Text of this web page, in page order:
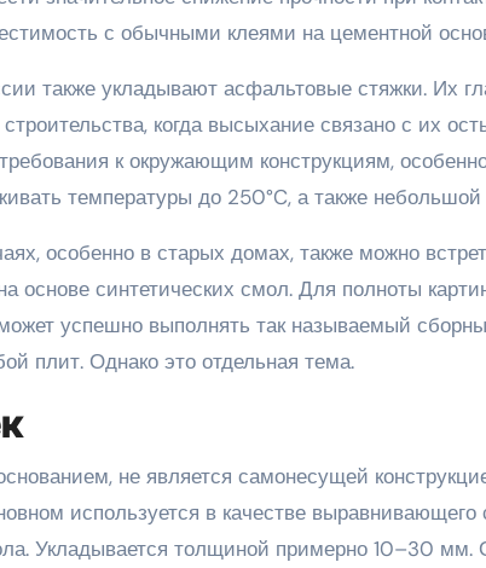
с обычными клеями на цементной
также укладывают асфальтовые стяжки. Их
когда высыхание связано с их
к окружающим конструкциям,
температуры до 250°C, а также
особенно в старых домах, также можно
основе синтетических смол. Для полноты
успешно выполнять так называемый
плит. Однако это отдельная тема.
не является самонесущей
используется в качестве
Укладывается толщиной примерно 10–30 мм.